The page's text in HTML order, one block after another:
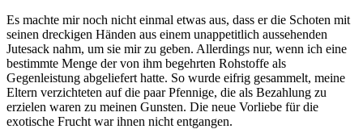
Es machte mir noch nicht einmal etwas aus, dass er die Schoten mit
seinen dreckigen Händen aus einem unappetitlich aussehenden
Jutesack nahm, um sie mir zu geben. Allerdings nur, wenn ich eine
bestimmte Menge der von ihm begehrten Rohstoffe als
Gegenleistung abgeliefert hatte. So wurde eifrig gesammelt, meine
Eltern verzichteten auf die paar Pfennige, die als Bezahlung zu
erzielen waren zu meinen Gunsten. Die neue Vorliebe für die
exotische Frucht war ihnen nicht entgangen.